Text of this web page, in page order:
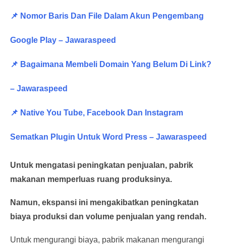
📌 Nomor Baris Dan File Dalam Akun Pengembang
Google Play – Jawaraspeed
📌 Bagaimana Membeli Domain Yang Belum Di Link?
– Jawaraspeed
📌 Native You Tube, Facebook Dan Instagram
Sematkan Plugin Untuk Word Press – Jawaraspeed
Untuk mengatasi peningkatan penjualan, pabrik
makanan memperluas ruang produksinya.
Namun, ekspansi ini mengakibatkan peningkatan
biaya produksi dan volume penjualan yang rendah.
Untuk mengurangi biaya, pabrik makanan mengurangi